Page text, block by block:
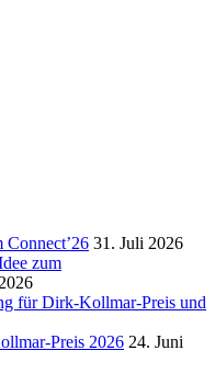
Connect’26 31. Juli 2026
zum
für Dirk-Kollmar-Preis und
Preis 2026 24. Juni